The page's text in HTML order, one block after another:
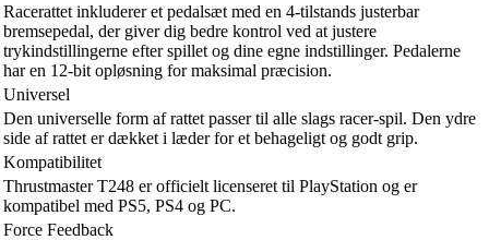
Racerattet inkluderer et pedalsæt med en 4-tilstands justerbar
bremsepedal, der giver dig bedre kontrol ved at justere
trykindstillingerne efter spillet og dine egne indstillinger. Pedalerne
har en 12-bit opløsning for maksimal præcision.
Universel
Den universelle form af rattet passer til alle slags racer-spil. Den ydre
side af rattet er dækket i læder for et behageligt og godt grip.
Kompatibilitet
Thrustmaster T248 er officielt licenseret til PlayStation og er
kompatibel med PS5, PS4 og PC.
Force Feedback